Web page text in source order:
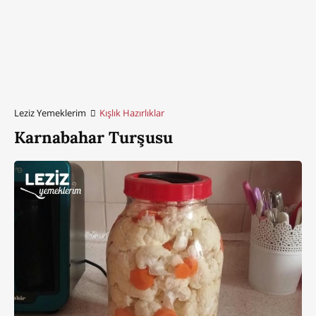
Leziz Yemeklerim Kışlık Hazırlıklar
Karnabahar Turşusu